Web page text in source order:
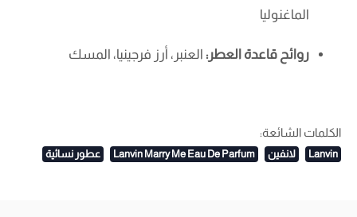
الماغنوليا
روائح قاعدة العطر: العنبر، أرز فرجينيا، المسك
الكلمات الشائعة:
Lanvin لانفين Lanvin Marry Me Eau De Parfum عطور نسائية